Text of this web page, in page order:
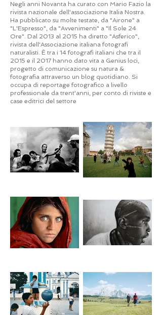
Negli anni Novanta ha curato con Mario Fazio la
rivista nazionale dell'associazione Italia Nostra.
Ha pubblicato su molte testate, da "Airone" a
"L'Espresso", da "Avvenimenti" a "Il Sole 24
Ore". Dal 2013 al 2015 ha diretto "Asferico",
rivista dell'Associazione italiana fotografi
naturalisti. È tra i 14 fotografi italiani che tra il
2015 e il 2017 hanno dato vita a Genius loci,
progetto di comunicazione su natura &
fotografia attraverso un blog quotidiano. Si
occupa di reportage fotografico a livello
professionale da trent'anni, per conto di riviste e
case editrici del settore